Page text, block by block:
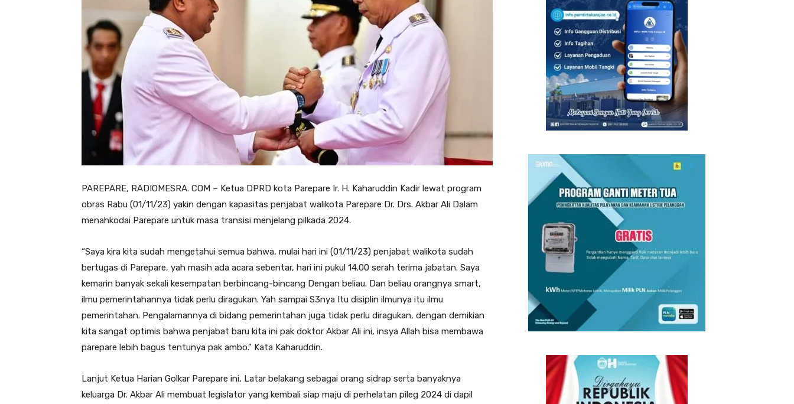
PAREPARE, RADIOMESRA. COM – Ketua DPRD kota Parepare Ir. H. Kaharuddin Kadir lewat program
obras Rabu (01/11/23) yakin dengan kapasitas penjabat walikota Parepare Dr. Drs. Akbar Ali Dalam
menahkodai Parepare untuk masa transisi menjelang pilkada 2024.
“Saya kira kita sudah mengetahui semua bahwa, mulai hari ini (01/11/23) penjabat walikota sudah
bertugas di Parepare, yah masih ada acara sebentar, hari ini pukul 14.00 serah terima jabatan. Saya
kemarin banyak sekali kesempatan berbincang-bincang Dengan beliau. Dan beliau orangnya smart,
ilmu pemerintahannya tidak perlu diragukan. Yah sampai S3nya Itu disiplin ilmunya itu ilmu
pemerintahan. Pengalamannya di bidang pemerintahan juga tidak perlu diragukan, dengan demikian
kita sangat optimis bahwa penjabat baru kita ini pak doktor Akbar Ali ini, insya Allah bisa membawa
parepare lebih bagus tentunya pak ambo.” Kata Kaharuddin.
Lanjut Ketua Harian Golkar Parepare ini, Latar belakang sebagai orang sidrap serta banyaknya
keluarga Dr. Akbar Ali membuat legislator yang kembali siap maju di perhelatan pileg 2024 di dapil